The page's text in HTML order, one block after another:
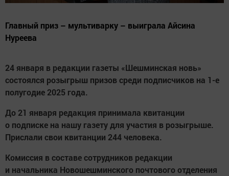
Главный приз – мультиварку – выиграла Айсина
Нуреева
24 января в редакции газеты «Шешминская новь»
состоялся розыгрыш призов среди подписчиков на 1-е
полугодие 2025 года.
До 21 января редакция принимала квитанции
о подписке на нашу газету для участия в розыгрыше.
Прислали свои квитанции 244 человека.
Комиссия в составе сотрудников редакции
и начальника Новошешминского почтового отделения